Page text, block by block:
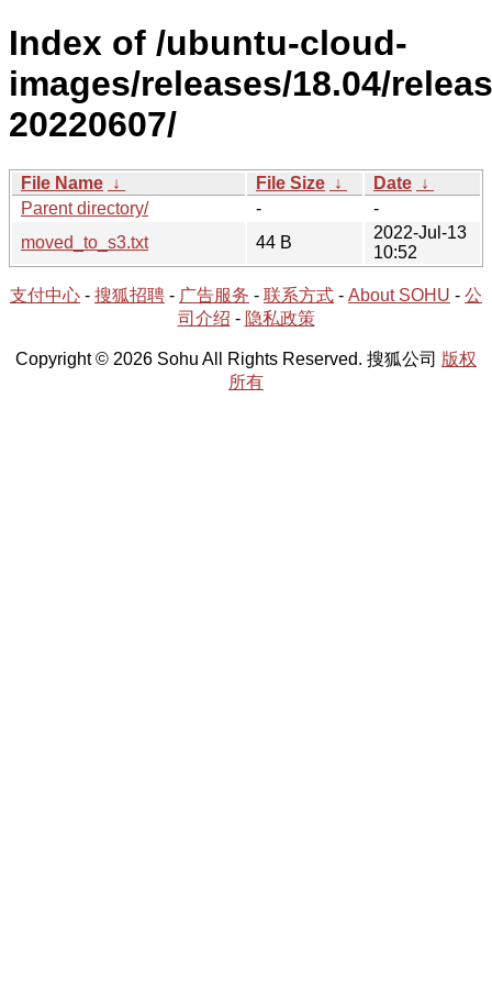
Index of /ubuntu-cloud-
images/releases/18.04/
20220607/
File Name ↓ File Size ↓ Date ↓
Parent directory/
-
-
moved_to_s3.txt
44 B
2022-Jul-13
10:52
支付中心 - 搜狐招聘 - 广告服务 - 联系方式 - About SOHU - 公
司介绍 - 隐私政策
Copyright © 2026 Sohu All Rights Reserved. 搜狐公司 版权
所有